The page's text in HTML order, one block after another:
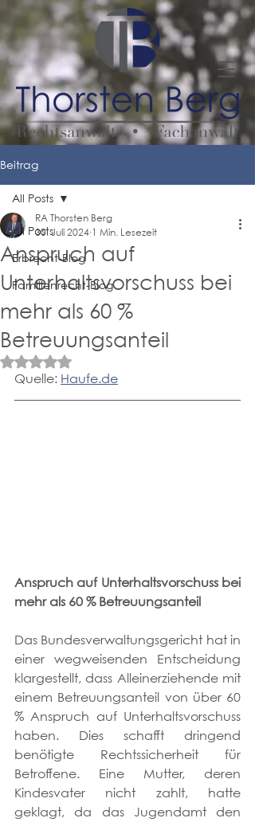
Beitrag
All Posts
Erbrecht-Blog
Familienrecht-Blog
All Posts
Anspruch auf
Unterhaltsvorschuss bei
mehr als 60 %
Betreuungsanteil
RA Thorsten Berg
30. Juli 2024 1 Min. Lesezeit
Mit NaN von 5 Sternen bewertet.
Quelle: Haufe.de
Anspruch auf Unterhaltsvorschuss bei
mehr als 60 % Betreuungsanteil
Das Bundesverwaltungsgericht hat in
einer wegweisenden Entscheidung
klargestellt, dass Alleinerziehende mit
einem Betreuungsanteil von über 60
% Anspruch auf Unterhaltsvorschuss
haben. Dies schafft dringend
benötigte Rechtssicherheit für
Betroffene. Eine Mutter, deren
Kindesvater nicht zahlt, hatte
geklagt, da das Jugendamt den